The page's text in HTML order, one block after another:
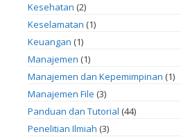
Kesehatan (2)
Keselamatan (1)
Keuangan (1)
Manajemen (1)
Manajemen dan Kepemimpinan (1)
Manajemen File (3)
Panduan dan Tutorial (44)
Penelitian Ilmiah (3)